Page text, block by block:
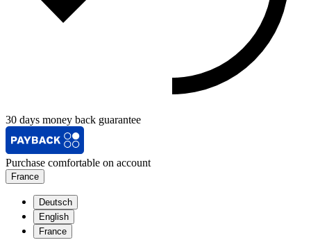
30 days money back guarantee
Purchase comfortable on account
France
Deutsch
English
France